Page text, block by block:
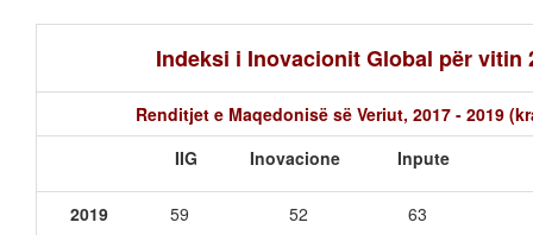
Indeksi i Inovacionit Global për vitin
Renditjet e Maqedonisë së Veriut, 2017 - 2019
IIG Inovacione Inpute
2019 59 52 63